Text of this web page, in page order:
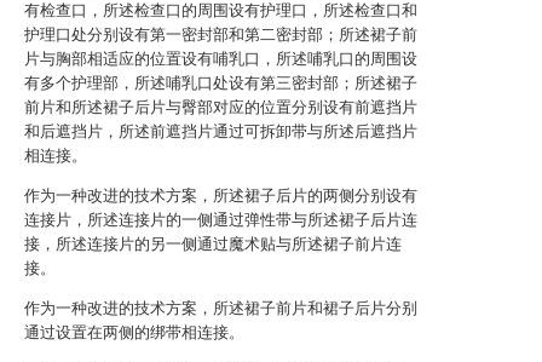
有检查口，所述检查口的周围设有护理口，所述检查口和
护理口处分别设有第一密封部和第二密封部；所述裙子前
片与胸部相适应的位置设有哺乳口，所述哺乳口的周围设
有多个护理部，所述哺乳口处设有第三密封部；所述裙子
前片和所述裙子后片与臀部对应的位置分别设有前遮挡片
和后遮挡片，所述前遮挡片通过可拆卸带与所述后遮挡片
相连接。
作为一种改进的技术方案，所述裙子后片的两侧分别设有
连接片，所述连接片的一侧通过弹性带与所述裙子后片连
接，所述连接片的另一侧通过魔术贴与所述裙子前片连
接。
作为一种改进的技术方案，所述裙子前片和裙子后片分别
通过设置在两侧的绑带相连接。